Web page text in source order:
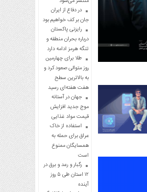
در دفاع از ایران
جان بر کف خواهیم بود
رایزنی پاکستان
درباره بحران منطقه و
تنگه هرمز ادامه دارد
طلا برای چهارمین
روز متوالی صعود کرد و
به بالاترین سطح
هفت هفته‌ای رسید
جهان در آستانه
موج جدید افزایش
قیمت مواد غذایی
استفاده از خاک
عراق برای حمله به
همسایگان ممنوع
است
رگبار و رعد و برق در
۱۲ استان طی ۵ روز
آینده